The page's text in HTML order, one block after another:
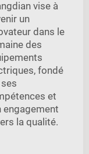
vise à
un
dans le
des
fondé
et
engagement
la qualité.